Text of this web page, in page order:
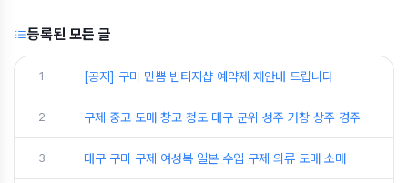
등록된 모든 글
1 [공지] 구미 민쁨 빈티지샵 예약제 재안내 드립니다
2 구제 중고 도매 창고 청도 대구 군위 성주 거창 상주 경주
3 대구 구미 구제 여성복 일본 수입 구제 의류 도매 소매